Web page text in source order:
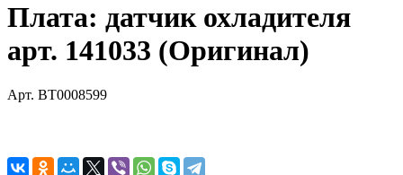
Плата: датчик охладителя
арт. 141033 (Оригинал)
Арт. BT0008599